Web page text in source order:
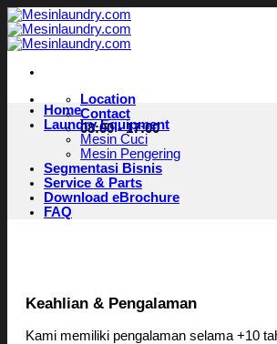
Skip
to
content
Location
Contact
08:00 - 17:00
Home
Laundry Equipment
Mesin Cuci
Mesin Pengering
Segmentasi Bisnis
Service & Parts
Download eBrochure
FAQ
Keahlian & Pengalaman
Kami memiliki pengalaman selama +10